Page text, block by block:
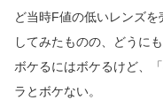
ど当時F値の低いレンズ
してみたものの、どうにも
ボケるにはボケるけど、
ラとボケない。